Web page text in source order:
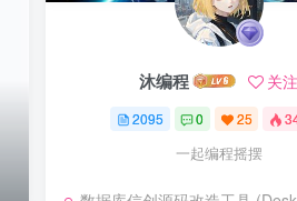
沐编程 关注
2095 0 25
一起编程摇摆